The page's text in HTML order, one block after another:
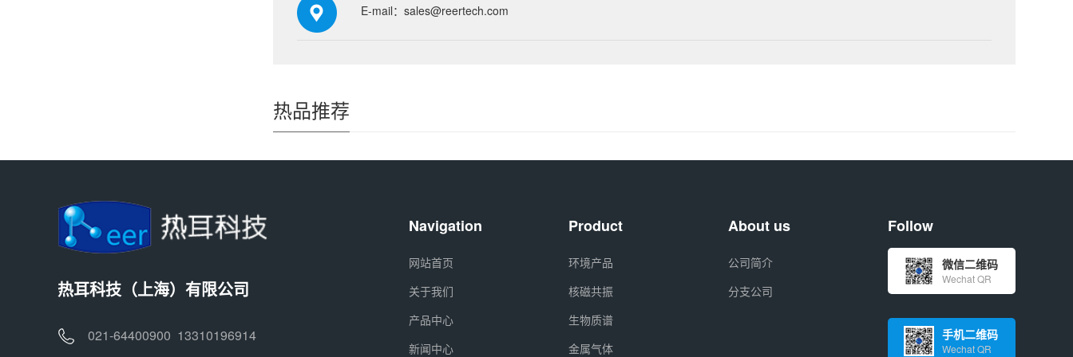
E-mail：sales@reertech.com
热品推荐
热耳科技（上海）有限公司
021-64400900 13310196914
Navigation
网站首页
关于我们
产品中心
新闻中心
Product
环境产品
核磁共振
生物质谱
金属气体
About us
公司简介
分支公司
Follow
微信二维码
Wechat QR
手机二维码
Wechat QR